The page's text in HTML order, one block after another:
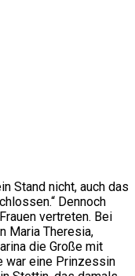
Stand nicht, auch das
Dennoch
vertreten. Bei
Maria Theresia,
die Große mit
war eine Prinzessin